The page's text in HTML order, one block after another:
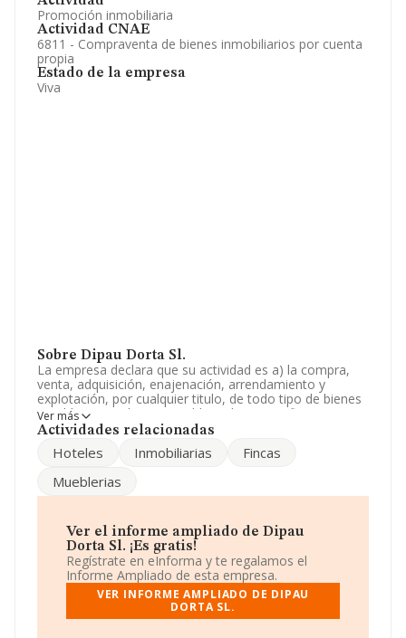
Promoción inmobiliaria
Actividad CNAE
6811 - Compraventa de bienes inmobiliarios por cuenta
propia
Estado de la empresa
Viva
Sobre Dipau Dorta Sl.
La empresa declara que su actividad es a) la compra,
venta, adquisición, enajenación, arrendamiento y
explotación, por cualquier titulo, de todo tipo de bienes
muebles y, tambien inmuebles tales como fincas
rústicas o urbanas, así como hoteles, edificios, cha. La
Tiene CNAE: 6811 - '%cnae%'. La sociedad no tiene
Acerca de la información en los distintos rankings: la
escalando 266 puestos, pasando del 633 al 367. Tienen
mejor posición las siguientes empresas del sector:
Alsero Inversiones S.LyBsod Raum S.L; algunas de
las empresas que la siguen en la clasificación del sector
Vantour Baleares S.LyAluxo Rehabilitaciones
Inmobiliarias S.L. Se ha posicionado mejor en el
ranking nacional, ha subido 80.906 puestos, pasando del
Ver más
Actividades relacionadas
Hoteles Inmobiliarias
Fincas
Mueblerias
Ver el informe ampliado de Dipau
Dorta Sl. ¡Es gratis!
Regístrate en eInforma y te regalamos el
Informe Ampliado de esta empresa.
VER INFORME AMPLIADO DE DIPAU
DORTA SL.